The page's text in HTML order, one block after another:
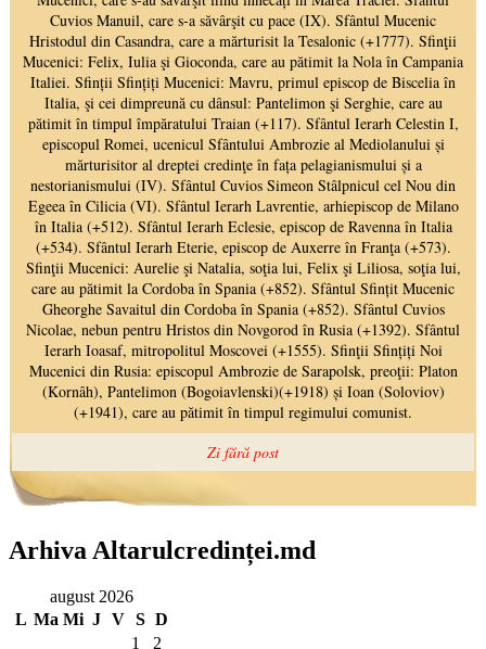
Arhiva Altarulcredinței.md
august 2026
L Ma Mi J V S D
1
2